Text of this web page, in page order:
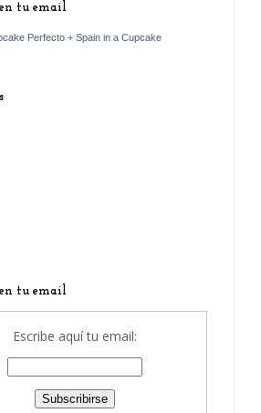
en tu email
Perfecto + Spain in a Cupcake
en tu email
Escribe aquí tu email: